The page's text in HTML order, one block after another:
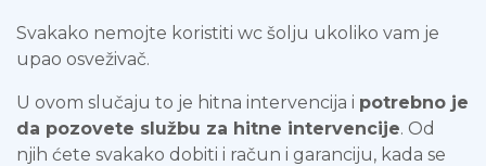
Svakako nemojte koristiti wc šolju ukoliko vam je
upao osveživač.
U ovom slučaju to je hitna intervencija i potrebno je
da pozovete službu za hitne intervencije. Od
njih ćete svakako dobiti i račun i garanciju, kada se